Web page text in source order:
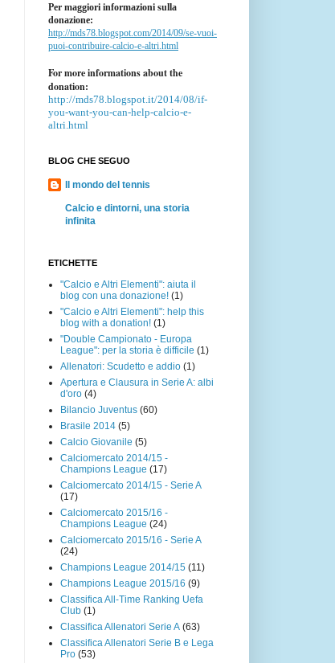
Per maggiori informazioni sulla
donazione:
http://mds78.blogspot.com/2014/09/se-vuoi-
puoi-contribuire-calcio-e-altri.html
For more informations about the
donation:
http://mds78.blogspot.it/2014/08/if-
you-want-you-can-help-calcio-e-
altri.html
BLOG CHE SEGUO
Il mondo del tennis
Calcio e dintorni, una storia
infinita
ETICHETTE
"Calcio e Altri Elementi": aiuta il
blog con una donazione! (1)
"Calcio e Altri Elementi": help this
blog with a donation! (1)
"Double Campionato - Europa
League": per la storia è difficile (1)
Allenatori: Scudetto e addio (1)
Apertura e Clausura in Serie A: albi
d'oro (4)
Bilancio Juventus (60)
Brasile 2014 (5)
Calcio Giovanile (5)
Calciomercato 2014/15 -
Champions League (17)
Calciomercato 2014/15 - Serie A
(17)
Calciomercato 2015/16 -
Champions League (24)
Calciomercato 2015/16 - Serie A
(24)
Champions League 2014/15 (11)
Champions League 2015/16 (9)
Classifica All-Time Ranking Uefa
Club (1)
Classifica Allenatori Serie A (63)
Classifica Allenatori Serie B e Lega
Pro (53)